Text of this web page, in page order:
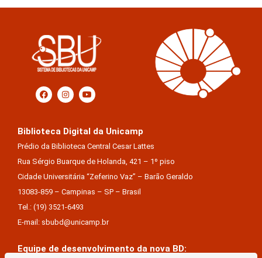
Biblioteca Digital da Unicamp
Prédio da Biblioteca Central Cesar Lattes
Rua Sérgio Buarque de Holanda, 421 – 1º piso
Cidade Universitária “Zeferino Vaz” – Barão Geraldo
13083-859 – Campinas – SP – Brasil
Tel.: (19) 3521-6493
E-mail: sbubd@unicamp.br
Equipe de desenvolvimento da nova BD: